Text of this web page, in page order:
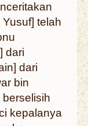
telah
dari
dari
bin
kepalanya